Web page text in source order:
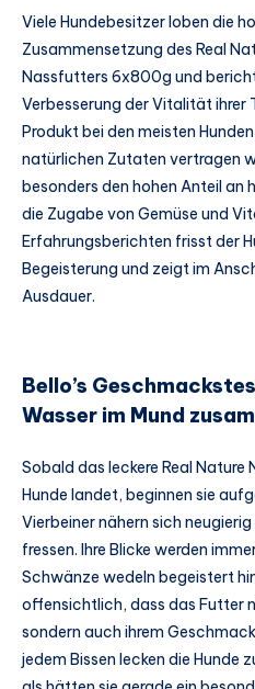
Viele Hundebesitzer loben die
Zusammensetzung des Real
Nassfutters 6x800g und
Verbesserung der Vitalität ihrer
Produkt bei den meisten
natürlichen Zutaten vertragen
besonders den hohen Anteil
die Zugabe von Gemüse und
Erfahrungsberichten frisst der
Begeisterung und zeigt im
Ausdauer.
Bello’s
Wasser im Mund
Sobald das leckere Real
Hunde landet, beginnen sie
Vierbeiner nähern sich
fressen. Ihre Blicke werden
Schwänze wedeln begeistert
offensichtlich, dass das Futter
sondern auch ihrem
jedem Bissen lecken die Hunde